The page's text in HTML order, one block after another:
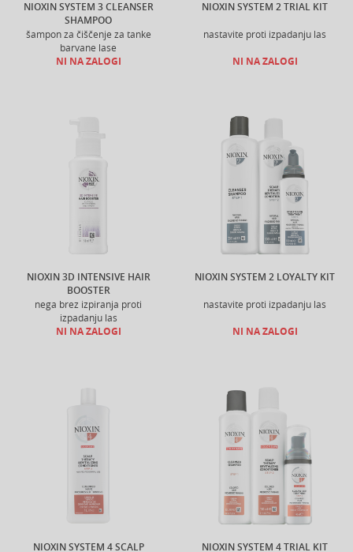
NIOXIN SYSTEM 3 CLEANSER
SHAMPOO
šampon za čiščenje za tanke
barvane lase
NI NA ZALOGI
NIOXIN SYSTEM 2 TRIAL KIT
nastavite proti izpadanju las
NI NA ZALOGI
NIOXIN 3D INTENSIVE HAIR
BOOSTER
nega brez izpiranja proti
izpadanju las
NI NA ZALOGI
NIOXIN SYSTEM 2 LOYALTY KIT
nastavite proti izpadanju las
NI NA ZALOGI
NIOXIN SYSTEM 4 SCALP NIOXIN SYSTEM 4 TRIAL KIT